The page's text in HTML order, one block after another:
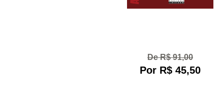
De R$ 91,00
Por R$ 45,50